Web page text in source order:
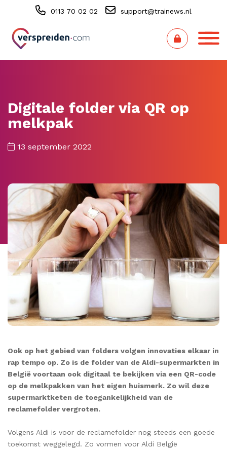
0113 70 02 02 support@trainews.nl
Digitale folder via QR op
melkpak
13 september 2022
Ook op het gebied van folders volgen innovaties elkaar in
rap tempo op. Zo is de folder van de Aldi-supermarkten in
België voortaan ook digitaal te bekijken via een QR-code
op de melkpakken van het eigen huismerk. Zo wil deze
supermarktketen de toegankelijkheid van de
reclamefolder vergroten.
Volgens Aldi is voor de reclamefolder nog steeds een goede
toekomst weggelegd. Zo vormen voor Aldi België